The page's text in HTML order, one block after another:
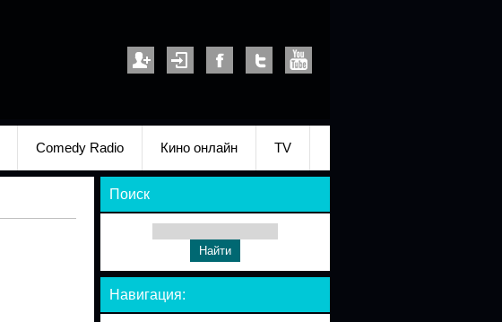
Comedy Radio Кино онлайн TV
Поиск
Навигация: